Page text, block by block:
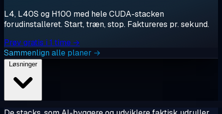
L4, L40S og H100 med hele CUDA-stacken
forudinstalleret. Start, træn, stop. Faktureres pr. sekund.
Prøv gratis i 1 time →
Sammenlign alle planer →
Løsninger